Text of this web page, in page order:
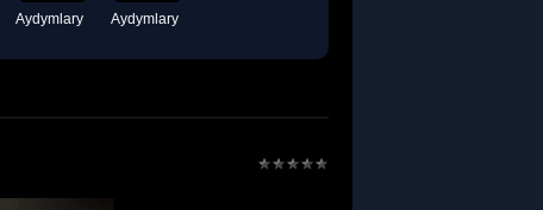
Aydymlary Aydymlary